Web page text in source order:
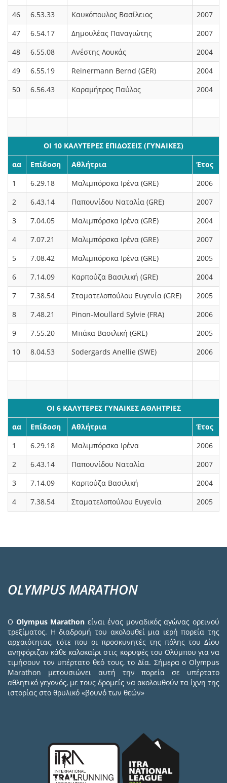
46
6.53.33 Καυκόπουλος Βασίλειος
2007
47
6.54.17 Δημουλέας Παναγιώτης
2007
48
6.55.08 Ανέστης Λουκάς
2004
49
6.55.19 Reinermann Bernd (GER)
2004
50
6.56.43 Καραμήτρος Παύλος 2004
ΟΙ 10 ΚΑΛΥΤΕΡΕΣ ΕΠΙΔΟΣΕΙΣ (ΓΥΝΑΙΚΕΣ)
αα
Επίδοση Αθλήτρια
Έτος
1
6.29.18 Μαλιμπόρσκα Ιρένα (GRE)
2006
2
6.43.14 Παπουνίδου Ναταλία (GRE)
2007
3
7.04.05 Μαλιμπόρσκα Ιρένα (GRE)
2004
4
7.07.21 Μαλιμπόρσκα Ιρένα (GRE)
2007
5
7.08.42 Μαλιμπόρσκα Ιρένα (GRE)
2005
6
7.14.09 Καρπούζα Βασιλική (GRE)
2004
7
7.38.54 Σταματελοπούλου Ευγενία (GRE)
2005
8
7.48.21 Pinon-Moullard Sylvie (FRA)
2006
9
7.55.20 Μπάκα Βασιλική (GRE)
2005
10
8.04.53 Sodergards Anellie (SWE) 2006
ΟΙ 6 ΚΑΛΥΤΕΡΕΣ ΓΥΝΑΙΚΕΣ ΑΘΛΗΤΡΙΕΣ
αα
Επίδοση Αθλήτρια
Έτος
1
6.29.18 Μαλιμπόρσκα Ιρένα
2006
2
6.43.14 Παπουνίδου Ναταλία
2007
3
7.14.09 Καρπούζα Βασιλική
2004
4
7.38.54 Σταματελοπούλου Ευγενία 2005
OLYMPUS MARATHON
Ο Olympus Marathon είναι ένας μοναδικός αγώνας ορεινού
τρεξίματος. Η διαδρομή του ακολουθεί μια ιερή πορεία της
αρχαιότητας, τότε που οι προσκυνητές της πόλης του Δίου
ανηφόριζαν κάθε καλοκαίρι στις κορυφές του Ολύμπου για να
τιμήσουν τον υπέρτατο θεό τους, το Δία. Σήμερα ο Olympus
Marathon μετουσιώνει αυτή την πορεία σε υπέρτατο
αθλητικό γεγονός, με τους δρομείς να ακολουθούν τα ίχνη της
ιστορίας στο θρυλικό «βουνό των θεών»